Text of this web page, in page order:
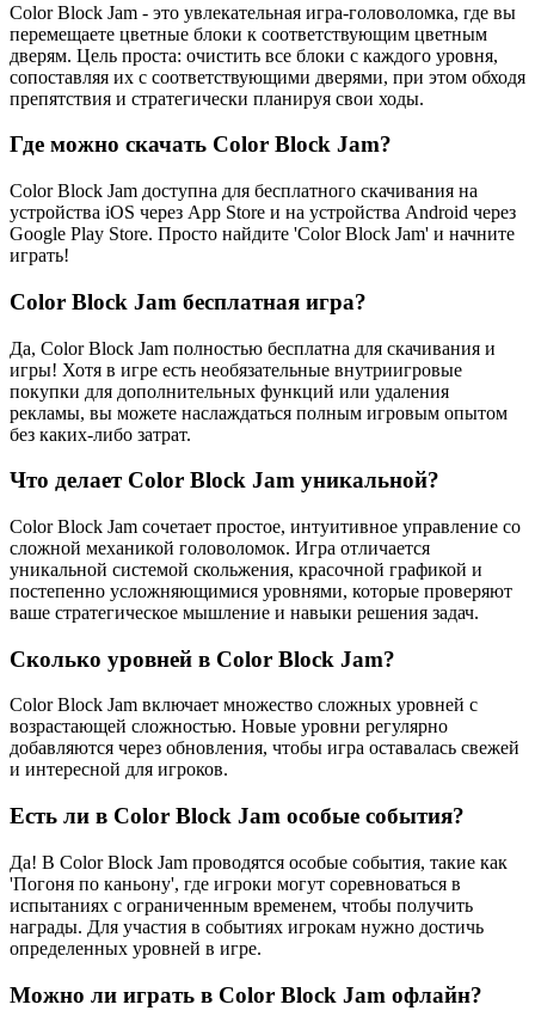
Color Block Jam - это увлекательная игра-головоломка, где вы
перемещаете цветные блоки к соответствующим цветным
дверям. Цель проста: очистить все блоки с каждого уровня,
сопоставляя их с соответствующими дверями, при этом обходя
препятствия и стратегически планируя свои ходы.
Где можно скачать Color Block Jam?
Color Block Jam доступна для бесплатного скачивания на
устройства iOS через App Store и на устройства Android через
Google Play Store. Просто найдите 'Color Block Jam' и начните
играть!
Color Block Jam бесплатная игра?
Да, Color Block Jam полностью бесплатна для скачивания и
игры! Хотя в игре есть необязательные внутриигровые
покупки для дополнительных функций или удаления
рекламы, вы можете наслаждаться полным игровым опытом
без каких-либо затрат.
Что делает Color Block Jam уникальной?
Color Block Jam сочетает простое, интуитивное управление со
сложной механикой головоломок. Игра отличается
уникальной системой скольжения, красочной графикой и
постепенно усложняющимися уровнями, которые проверяют
ваше стратегическое мышление и навыки решения задач.
Сколько уровней в Color Block Jam?
Color Block Jam включает множество сложных уровней с
возрастающей сложностью. Новые уровни регулярно
добавляются через обновления, чтобы игра оставалась свежей
и интересной для игроков.
Есть ли в Color Block Jam особые события?
Да! В Color Block Jam проводятся особые события, такие как
'Погоня по каньону', где игроки могут соревноваться в
испытаниях с ограниченным временем, чтобы получить
награды. Для участия в событиях игрокам нужно достичь
определенных уровней в игре.
Можно ли играть в Color Block Jam офлайн?